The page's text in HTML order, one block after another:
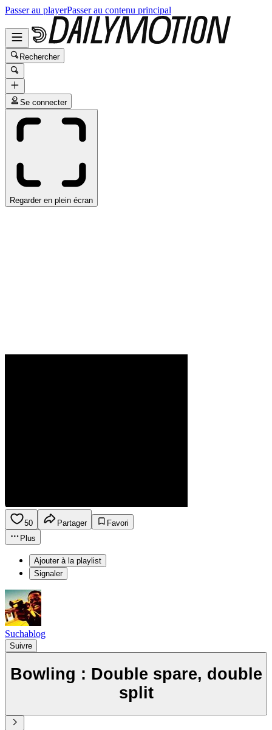
Passer au playerPasser au contenu principal
Rechercher
Se connecter
Regarder en plein écran
50 Partager
Favori
Plus
Ajouter à la playlist
Signaler
Suchablog
Suivre
Bowling : Double spare, double
split